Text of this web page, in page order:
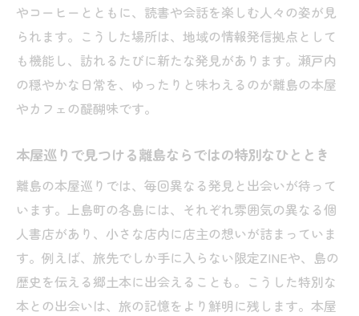
愛媛独立系書店で感じる瀬戸内の新しい文
化
本屋の店主や常連との交流が生む学びと発
見
愛媛県で本屋とカフェが紡ぐ島の暮らし
ス体験
本屋で味わう地元のコーヒーや日本茶の魅
力紹介
ブックカフェで楽しむ愛媛県の島暮らしの
醍醐味
本屋とカフェが創る地域コミュニティの温
やコーヒーとともに、読書や会話を楽しむ人々の姿が見
られます。こうした場所は、地域の情報発信拠点として
も機能し、訪れるたびに新たな発見があります。瀬戸内
の穏やかな日常を、ゆったりと味わえるのが離島の本屋
やカフェの醍醐味です。
本屋巡りで見つける離島ならではの特別なひととき
離島の本屋巡りでは、毎回異なる発見と出会いが待って
います。上島町の各島には、それぞれ雰囲気の異なる個
人書店があり、小さな店内に店主の想いが詰まっていま
す。例えば、旅先でしか手に入らない限定ZINEや、島の
歴史を伝える郷土本に出会えることも。こうした特別な
本との出会いは、旅の記憶をより鮮明に残します。本屋